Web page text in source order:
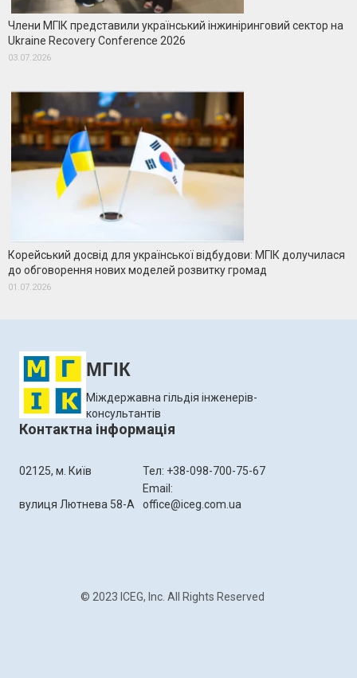
Члени МГІК представили український інжиніринговий сектор на
Ukraine Recovery Conference 2026
03.07.2026
Корейський досвід для української відбудови: МГІК долучилася
до обговорення нових моделей розвитку громад
01.07.2026
МГІК
Міждержавна гільдія інженерів-
консультантів
Контактна інформація
02125, м. Київ
вулиця Лютнева 58-А
Тел: +38-098-700-75-67
Email:
office@iceg.com.ua
© 2023 ICEG, Inc. All Rights Reserved